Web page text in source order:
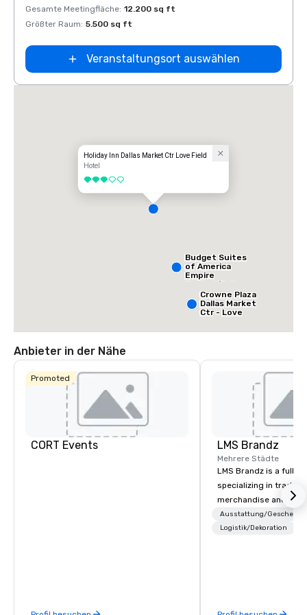
Gesamte Meetingfläche: 12.200 sq ft
Größter Raum: 5.500 sq ft
Veranstaltungsort auswählen
Holiday Inn Dallas Market Ctr Love Field
Hotel
3 von 5
Crowne Plaza
Dallas Market
Ctr - Love
Budget Suites
of America
Empire
Central/Dallas
Anbieter in der Nähe
Promoted
CORT Events LMS Brandz
Mehrere Städte
LMS Brandz is a full-
specializing in trade
merchandise and
booth giveaways and
to executive gifting,
Ausstattung/Geschenke
Logistik/Dekoration